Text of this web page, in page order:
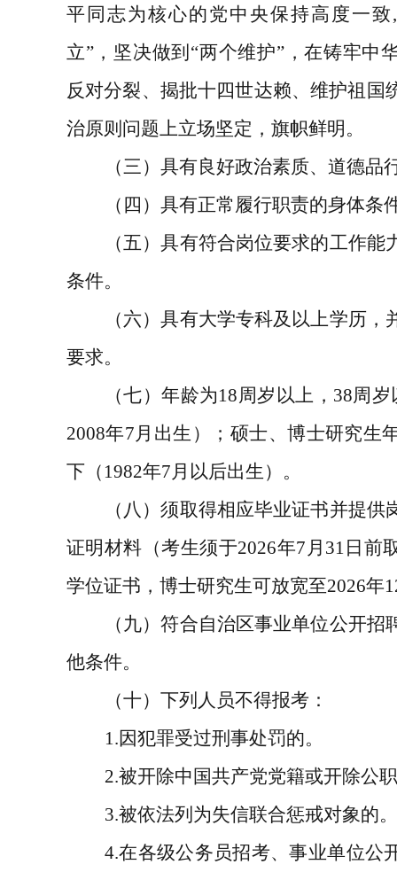
平同志为核心的党中央保持高度一致
立”，坚决做到 “两个维护”，在铸牢中
反对分裂、揭批十四世达赖、维护祖国
治原则问题上立场坚定，旗帜鲜明。
（三）具有良好政治素质、道德品
（四）具有正常履行职责的身体条
（五）具有符合岗位要求的工作能
条件。
（六）具有大学专科及以上学历，
要求。
（七）年龄为18周岁以上， 38周岁
2008年7月出生）；硕士、博士研究生
下（ 1982年7月以后出生）。
（八）须取得相应毕业证书并提供
证明材料（考生须于2026年7 月 31 日前
学位证书，博士研究生可放宽至2026年
（九）符合自治区事业单位公开招
他条件。
（十）下列人员不得报考：
1.因犯罪受过刑事处罚的。
2.被开除中国共产党党籍或开除公
3.被依法列为失信联合惩戒对象的。
4.在各级公务员招考、事业单位公